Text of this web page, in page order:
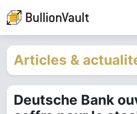
Articles &
Deutsche Bank